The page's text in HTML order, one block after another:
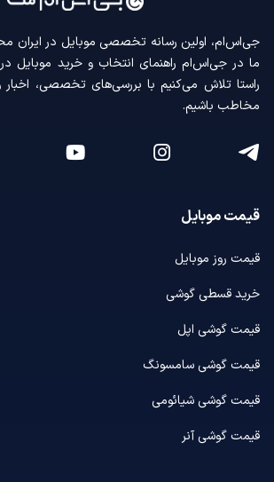
جی‌اس‌ام، اولین رسانه‌ تخصصی موبایل در
ما در جی‌اس‌ام راهنمای انتخاب و خرید موبایل
راستا تلاش می‌کنیم با بررسی‌های تخصصی، اخبار
مخاطب باشیم.
قیمت موبایل
قیمت روز موبایل
خرید قسطی گوشی
قیمت گوشی اپل
قیمت گوشی سامسونگ
قیمت گوشی شیائومی
قیمت گوشی آنر